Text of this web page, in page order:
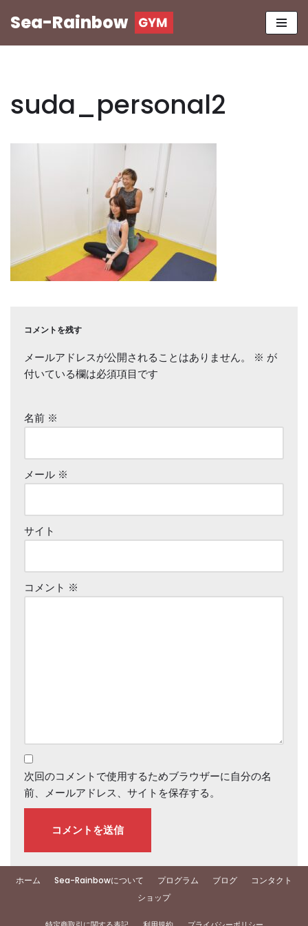
ツ
Sea-Rainbow
suda_personal2
コメントを残す
メールアドレスが公開されることはありません。 ※ が
付いている欄は必須項目です
名前 ※
メール ※
サイト
コメント ※
次回のコメントで使用するためブラウザーに自分の名
前、メールアドレス、サイトを保存する。
ホーム Sea-Rainbowについて プログラム ブログ
コンタクト
ショップ